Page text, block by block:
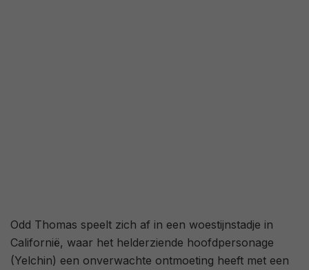
Odd Thomas speelt zich af in een woestijnstadje in
Californië, waar het helderziende hoofdpersonage
(Yelchin) een onverwachte ontmoeting heeft met een